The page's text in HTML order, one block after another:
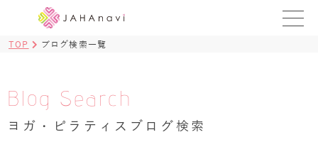
BLOG
TOP ブログ検索一覧
Blog Search
ヨガ・ピラティスブログ検索